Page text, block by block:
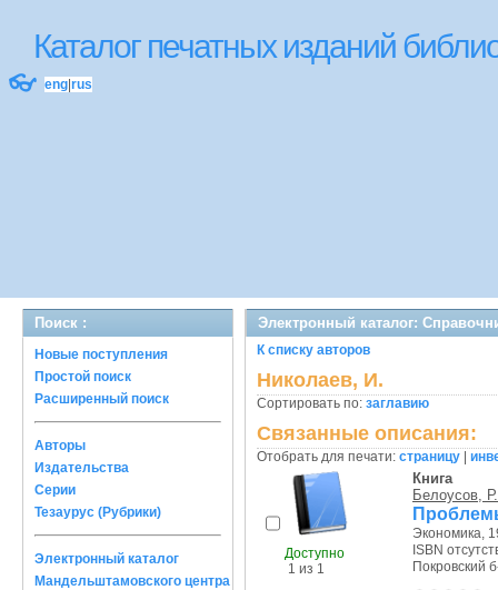
Каталог печатных изданий
👓 eng rus
Поиск :
Новые поступления
Простой поиск
Расширенный поиск
Авторы
Издательства
Серии
Тезаурус (Рубрики)
Электронный каталог
Мандельштамовского центра
Электронный каталог:
К списку авторов
Николаев, И.
Сортировать по: заглавию
Связанные описания:
Отобрать для печати: страницу
Доступно
1 из 1
Книга
Белоусов,
Экономика,
ISBN
Покровский